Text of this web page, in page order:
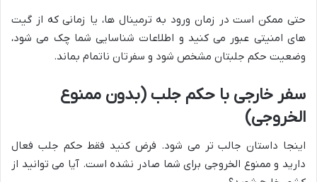
حتی ممکن است در زمان ورود به ترمینال ها، یا زمانی که از گیت
های امنیتی عبور می کنید و اطلاعات شناسایی شما چک می شود،
وضعیت حکم جلبتان مشخص شود و سفرتان ناتمام بماند.
سفر خارجی با حکم جلب (بدون ممنوع
الخروجی)
اینجا داستان جالب تر می شود. فرض کنید فقط حکم جلب فعال
دارید و ممنوع الخروجی برای شما صادر نشده است. آیا می توانید از